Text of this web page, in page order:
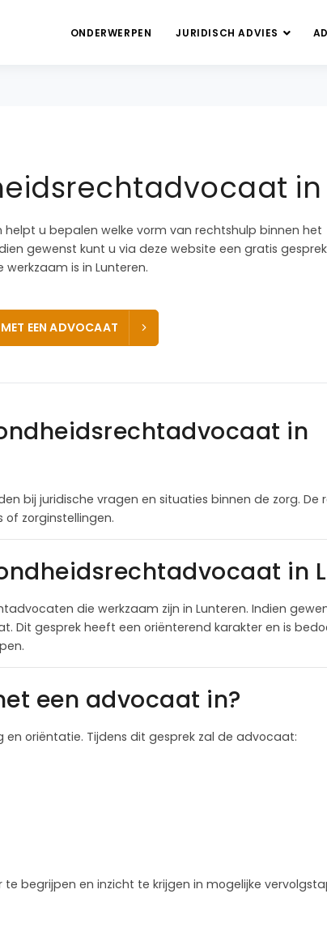
ONDERWERPEN JURIDISCH ADVIES
u bepalen welke vorm van rechtshulp binnen het
gewenst kunt u via deze website een gratis gesprek
is in Lunteren.
EEN ADVOCAAT
in
bij juridische vragen en situaties binnen de zorg. De
zorginstellingen.
in
die werkzaam zijn in Lunteren. Indien
Dit gesprek heeft een oriënterend karakter en is
een advocaat in?
oriëntatie. Tijdens dit gesprek zal de advocaat:
begrijpen en inzicht te krijgen in mogelijke